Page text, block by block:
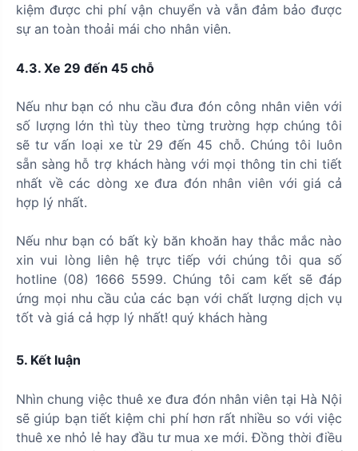
kiệm được chi phí vận chuyển và vẫn đảm bảo được
sự an toàn thoải mái cho nhân viên.
4.3. Xe 29 đến 45 chỗ
Nếu như bạn có nhu cầu đưa đón công nhân viên với
số lượng lớn thì tùy theo từng trường hợp chúng tôi
sẽ tư vấn loại xe từ 29 đến 45 chỗ. Chúng tôi luôn
sẵn sàng hỗ trợ khách hàng với mọi thông tin chi tiết
nhất về các dòng xe đưa đón nhân viên với giá cả
hợp lý nhất.
Nếu như bạn có bất kỳ băn khoăn hay thắc mắc nào
xin vui lòng liên hệ trực tiếp với chúng tôi qua số
hotline (08) 1666 5599. Chúng tôi cam kết sẽ đáp
ứng mọi nhu cầu của các bạn với chất lượng dịch vụ
tốt và giá cả hợp lý nhất! quý khách hàng
5. Kết luận
Nhìn chung việc thuê xe đưa đón nhân viên tại Hà Nội
sẽ giúp bạn tiết kiệm chi phí hơn rất nhiều so với việc
thuê xe nhỏ lẻ hay đầu tư mua xe mới. Đồng thời điều